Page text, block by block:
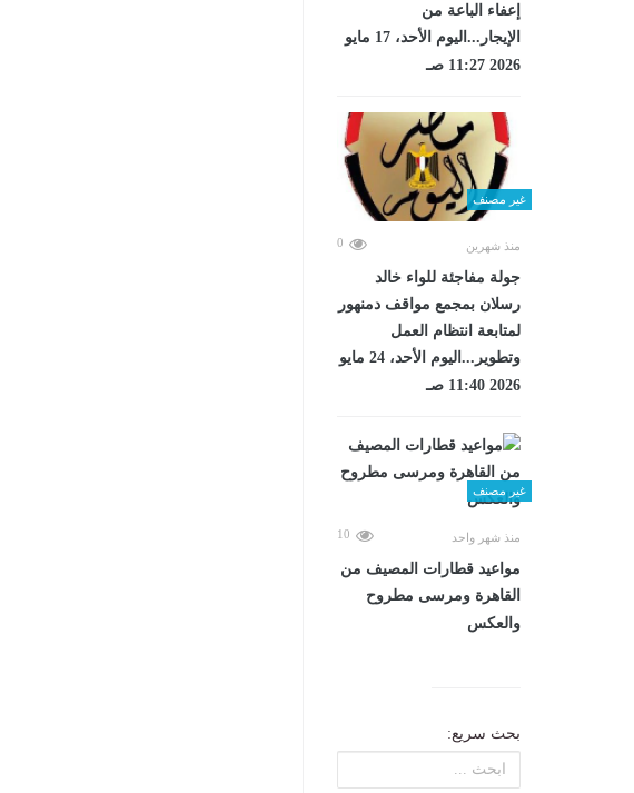
إعفاء الباعة من
الإيجار...اليوم الأحد، 17 مايو
2026 11:27 صـ
غير مصنف
منذ شهرين 0
جولة مفاجئة للواء خالد
رسلان بمجمع مواقف دمنهور
لمتابعة انتظام العمل
وتطوير...اليوم الأحد، 24 مايو
2026 11:40 صـ
غير مصنف
منذ شهر واحد 10
مواعيد قطارات المصيف من
القاهرة ومرسى مطروح
والعكس
بحث سريع: